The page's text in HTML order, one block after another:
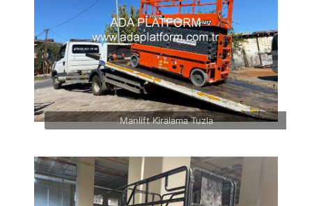
Manlift Kiralama Tuzla